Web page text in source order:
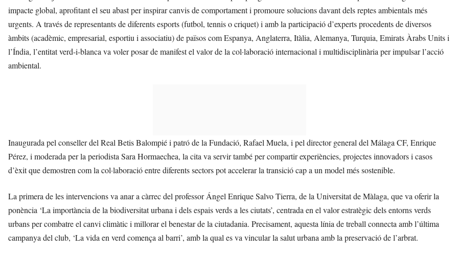
impacte global, aprofitant el seu abast per inspirar canvis de comportament i promoure solucions davant dels reptes ambientals més
urgents. A través de representants de diferents esports (futbol, tennis o criquet) i amb la participació d’experts procedents de diversos
àmbits (acadèmic, empresarial, esportiu i associatiu) de països com Espanya, Anglaterra, Itàlia, Alemanya, Turquia, Emirats Àrabs Units i
l’Índia, l’entitat verd-i-blanca va voler posar de manifest el valor de la col·laboració internacional i multidisciplinària per impulsar l’acció
ambiental.
Inaugurada pel conseller del Real Betis Balompié i patró de la Fundació, Rafael Muela, i pel director general del Málaga CF, Enrique
Pérez, i moderada per la periodista Sara Hormaechea, la cita va servir també per compartir experiències, projectes innovadors i casos
d’èxit que demostren com la col·laboració entre diferents sectors pot accelerar la transició cap a un model més sostenible.
La primera de les intervencions va anar a càrrec del professor Ángel Enrique Salvo Tierra, de la Universitat de Màlaga, que va oferir la
ponència ‘La importància de la biodiversitat urbana i dels espais verds a les ciutats’, centrada en el valor estratègic dels entorns verds
urbans per combatre el canvi climàtic i millorar el benestar de la ciutadania. Precisament, aquesta línia de treball connecta amb l’última
campanya del club, ‘La vida en verd comença al barri’, amb la qual es va vincular la salut urbana amb la preservació de l’arbrat.